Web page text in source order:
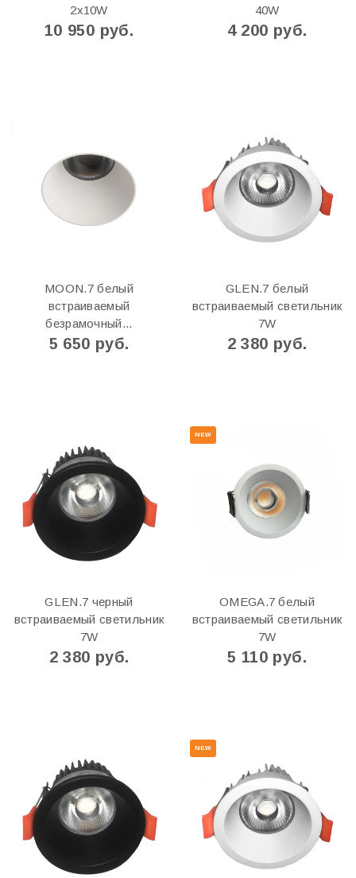
2х10W
10 950 руб.
40W
4 200 руб.
MOON.7 белый
встраиваемый
безрамочный...
5 650 руб.
GLEN.7 белый
встраиваемый светильник
7W
2 380 руб.
GLEN.7 черный
встраиваемый светильник
7W
2 380 руб.
NEW
OMEGA.7 белый
встраиваемый светильник
7W
5 110 руб.
NEW